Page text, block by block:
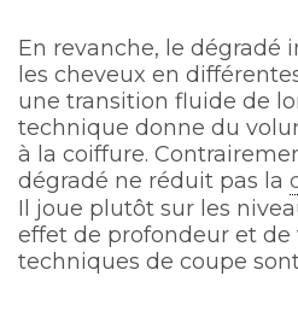
En revanche, le dégradé
les cheveux en
une transition fluide de
technique donne du
à la coiffure.
dégradé ne réduit pas la
Il joue plutôt sur les
effet de profondeur et de
techniques de coupe